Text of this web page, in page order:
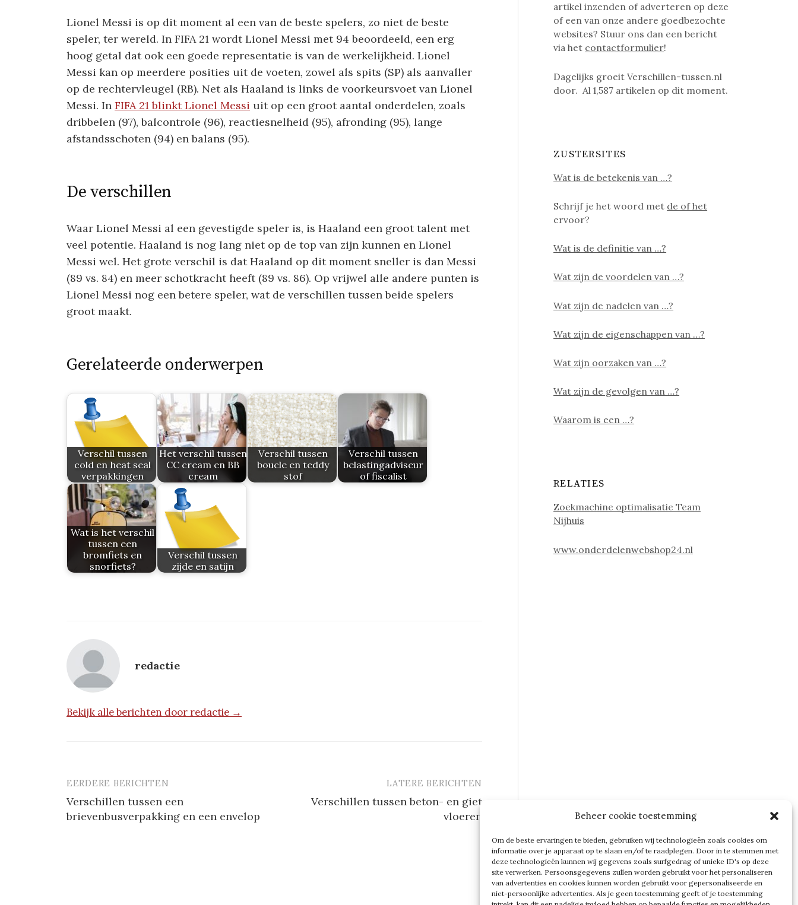
Beheer cookie toestemming
Om de beste ervaringen te bieden, gebruiken wij technologieën zoals cookies om
informatie over je apparaat op te slaan en/of te raadplegen. Door in te stemmen met
deze technologieën kunnen wij gegevens zoals surfgedrag of unieke ID's op deze
site verwerken. Persoonsgegevens zullen worden gebruikt voor het personaliseren
van advertenties en cookies kunnen worden gebruikt voor gepersonaliseerde en
niet-persoonlijke advertenties. Als je geen toestemming geeft of je toestemming
Lionel Messi is op dit moment al een van de beste spelers, zo niet de beste
speler, ter wereld. In FIFA 21 wordt Lionel Messi met 94 beoordeeld, een erg
hoog getal dat ook een goede representatie is van de werkelijkheid. Lionel
Messi kan op meerdere posities uit de voeten, zowel als spits (SP) als aanvaller
op de rechtervleugel (RB). Net als Haaland is links de voorkeursvoet van Lionel
Messi. In FIFA 21 blinkt Lionel Messi uit op een groot aantal onderdelen, zoals
dribbelen (97), balcontrole (96), reactiesnelheid (95), afronding (95), lange
afstandsschoten (94) en balans (95).
De verschillen
Waar Lionel Messi al een gevestigde speler is, is Haaland een groot talent met
veel potentie. Haaland is nog lang niet op de top van zijn kunnen en Lionel
Messi wel. Het grote verschil is dat Haaland op dit moment sneller is dan Messi
(89 vs. 84) en meer schotkracht heeft (89 vs. 86). Op vrijwel alle andere punten is
Lionel Messi nog een betere speler, wat de verschillen tussen beide spelers
groot maakt.
Gerelateerde onderwerpen
Verschil tussen
cold en heat seal
verpakkingen
Het verschil tussen
CC cream en BB
cream
Verschil tussen
boucle en teddy
stof
Verschil tussen
belastingadviseur
of fiscalist
Wat is het verschil
tussen een
bromfiets en
snorfiets?
Verschil tussen
zijde en satijn
redactie
Bekijk alle berichten door redactie →
Berichtnavigatie
EERDERE BERICHTEN
Verschillen tussen een
brievenbusverpakking en een envelop
LATERE BERICHTEN
Verschillen tussen beton- en giet
vloeren
artikel inzenden of adverteren op deze
of een van onze andere goedbezochte
websites? Stuur ons dan een bericht
via het contactformulier!
Dagelijks groeit Verschillen-tussen.nl
door. Al1,587 artikelen op dit moment.
ZUSTERSITES
Wat is de betekenis van …?
Schrijf je het woord met de of het
ervoor?
Wat is de definitie van …?
Wat zijn de voordelen van …?
Wat zijn de nadelen van …?
Wat zijn de eigenschappen van …?
Wat zijn oorzaken van …?
Wat zijn de gevolgen van …?
Waarom is een …?
RELATIES
Zoekmachine optimalisatie Team
Nijhuis
www.onderdelenwebshop24.nl